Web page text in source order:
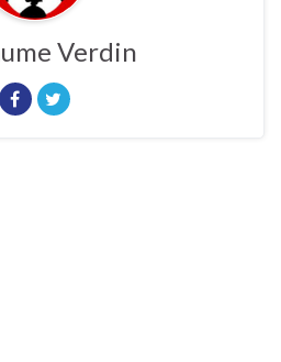
Verdin